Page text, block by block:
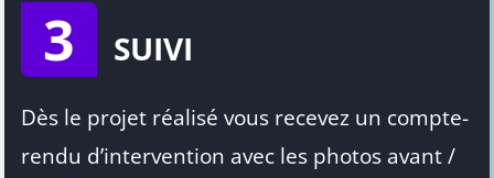
3 SUIVI
Dès le projet réalisé vous recevez un compte-
rendu d’intervention avec les photos avant /